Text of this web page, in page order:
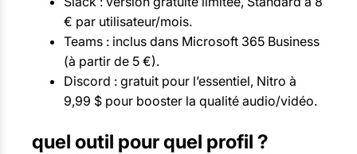
€ par utilisateur/mois.
Teams : inclus dans Microsoft 365 Business
(à partir de 5 €).
Discord : gratuit pour l’essentiel, Nitro à
9,99 $ pour booster la qualité audio/vidéo.
quel outil pour quel profil ?